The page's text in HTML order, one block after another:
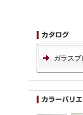
ガラスブ